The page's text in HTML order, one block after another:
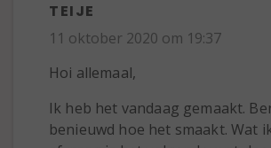
TEIJE
11 oktober 2020 om 19:37
Hoi allemaal,
Ik heb het vandaag gemaakt.
benieuwd hoe het smaakt. Wat